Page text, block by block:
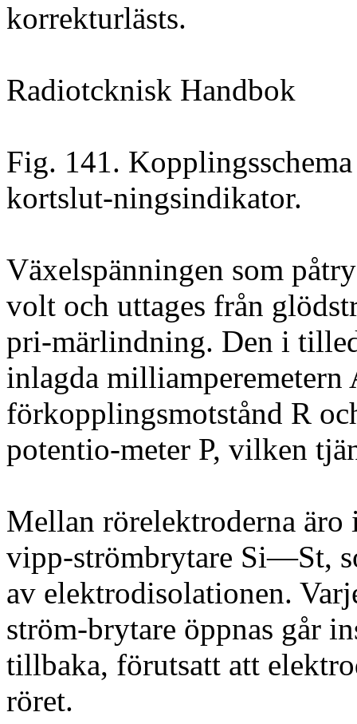
korrekturlästs.
Radiotcknisk Handbok
Fig. 141.
kortslut-ningsindikator.
Växelspänningen som
volt och uttages från
pri-märlindning. Den i
inlagda milliamperemetern
förkopplingsmotstånd R
potentio-meter P, vilken
Mellan rörelektroderna äro
vipp-strömbrytare Si—St,
av elektrodisolationen.
ström-brytare öppnas går
tillbaka, förutsatt att
röret.